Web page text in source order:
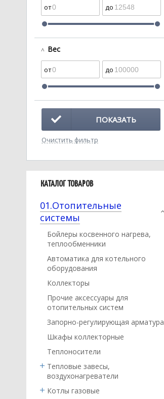
Вес
ПОКАЗАТЬ
Очистить фильтр
КАТАЛОГ ТОВАРОВ
01.Отопительные
системы
Бойлеры косвенного нагрева,
теплообменники
Автоматика для котельного
оборудования
Коллекторы
Прочие аксессуары для
отопительных систем
Запорно-регулирующая арматура
Шкафы коллекторные
Теплоносители
Тепловые завесы,
воздухонагреватели
Котлы газовые